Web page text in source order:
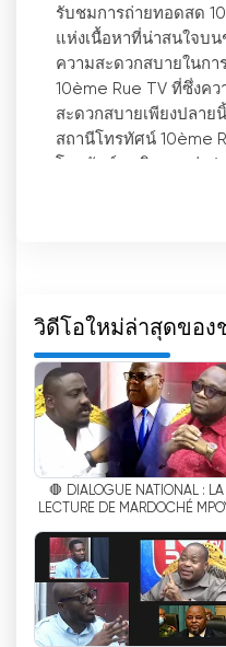
รับชมการถ่ายทอดสด
แห่งเนื้อหาที่น่าสนใจบ
ความสะดวกสบายในก
10ème Rue TV ที่ซึ่งค
สะดวกสบายเพียงปลาย
สถานีโทรทัศน์ 10ème
และความบันเทิงที่สำคัญ
หนึ่งในคุณสมบัติสำคัญที่
ต่างจากช่องโทรทัศน์อื่น
การถ่ายทอดสด ด้วยคว
นี้ได้ปรับตัวให้เข้ากับภู
เปิดโอกาสให้ผู้ชมสาม
นวัตกรรมนี้ทำให้บุคคลทั่
สามารถเข้าถึงเนื้อหาไ
อินเทอร์เน็ต เพื่อให้มั่นใ
รับทราบข่าวสารและเห
เสมอ
ฟีเจอร์การถ่ายทอดสดข
วิดีโอใหม่ล่าสุดของ
🛑 DIALOGUE NATIONAL : LA
LECTURE DE MARDOCHÉ